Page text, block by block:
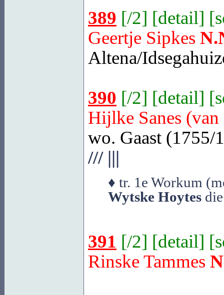
389 [/2] [detail] [
Geertje Sipkes
Altena/
390 [/2] [detail] [
Hijlke Sanes
wo. Gaast
///|||
♦ tr. 1e Workum
Wytske Hoytes
391 [/2] [detail] [
Rinske Tammes